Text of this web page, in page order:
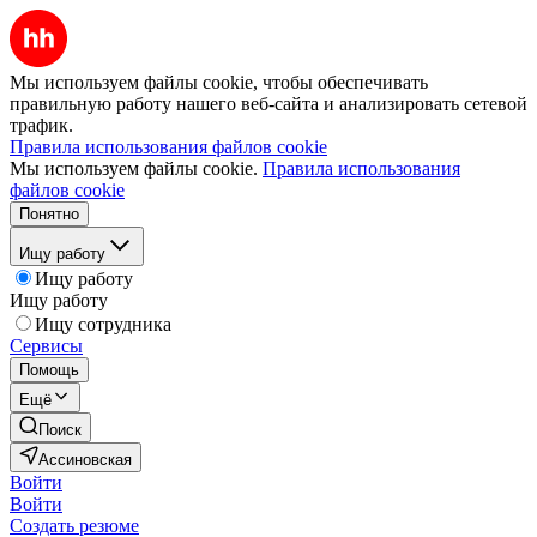
Мы используем файлы cookie, чтобы обеспечивать
правильную работу нашего веб-сайта и анализировать сетевой
трафик.
Правила использования файлов cookie
Мы используем файлы cookie. Правила использования
файлов cookie
Понятно
Ищу работу
Ищу работу
Ищу работу
Ищу сотрудника
Сервисы
Помощь
Ещё
Поиск
Ассиновская
Войти
Войти
Создать резюме